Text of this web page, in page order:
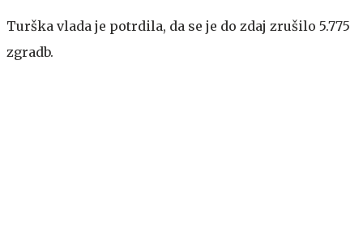
Turška vlada je potrdila, da se je do zdaj zrušilo 5.775
zgradb.